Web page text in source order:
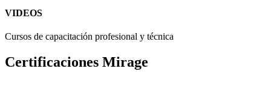
VIDEOS
Cursos de capacitación profesional y técnica
Certificaciones Mirage